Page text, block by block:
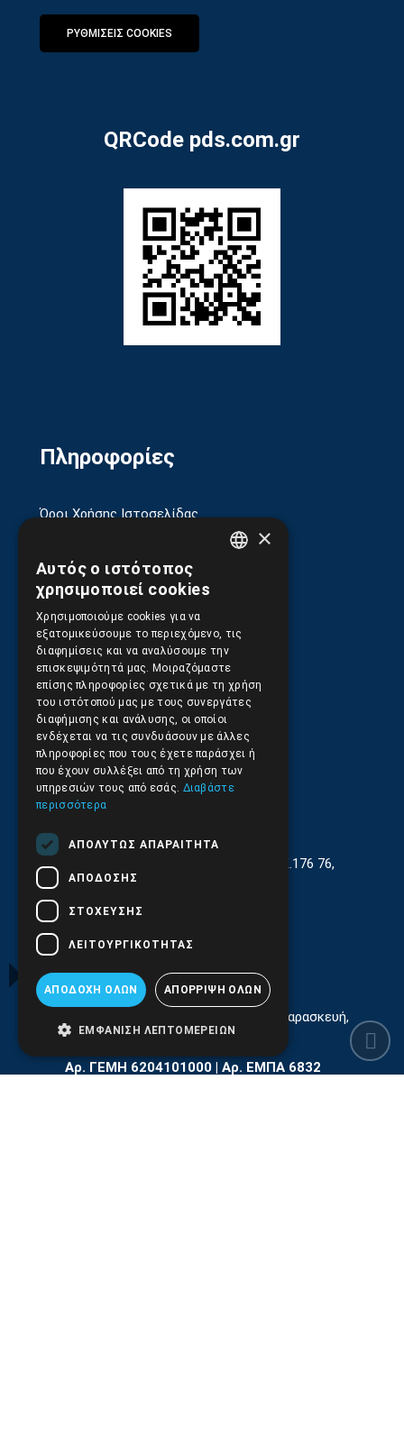
ΡΥΘΜΙΣΕΙΣ COOKIES
QRCode pds.com.gr
Πληροφορίες
Όροι Χρήσης Ιστοσελίδας
Πολιτική Απορρήτου
Ασφάλεια Συναλλαγών
Αποστολές και Πληρωμές
Επιστροφές και Ακυρώσεις
Γεωργίου Κρέμου 13-17, Καλλιθέα, Τ.Κ.176 76,
Αθήνα, Ελλάδα
210.9566.401(11.30-17.00)
210.9566.402
Email:info@pds.com.gr
Εξυπηρέτηση Κοινού Δευτέρα έως Παρασκευή,
11:30 - 17.00
Αρ. ΓΕΜΗ 6204101000 | Αρ. ΕΜΠΑ 6832
×
Αυτός ο ιστότοπος
χρησιμοποιεί cookies
Χρησιμοποιούμε cookies για να
εξατομικεύσουμε το περιεχόμενο, τις
διαφημίσεις και να αναλύσουμε την
επισκεψιμότητά μας. Μοιραζόμαστε
επίσης πληροφορίες σχετικά με τη χρήση
του ιστότοπού μας με τους συνεργάτες
διαφήμισης και ανάλυσης, οι οποίοι
ενδέχεται να τις συνδυάσουν με άλλες
πληροφορίες που τους έχετε παράσχει ή
που έχουν συλλέξει από τη χρήση των
υπηρεσιών τους από εσάς. Διαβάστε
περισσότερα
ΑΠΟΛΎΤΩΣ ΑΠΑΡΑΊΤΗΤΑ
ΑΠΌΔΟΣΗΣ
ΣΤΌΧΕΥΣΗΣ
ΛΕΙΤΟΥΡΓΙΚΌΤΗΤΑΣ
ΑΠΟΔΟΧΉ ΌΛΩΝ ΑΠΌΡΡΙΨΗ ΌΛΩΝ
ΕΜΦΆΝΙΣΗ ΛΕΠΤΟΜΕΡΕΙΏΝ